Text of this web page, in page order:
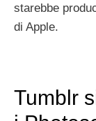
starebbe
di Apple.
Tumblr